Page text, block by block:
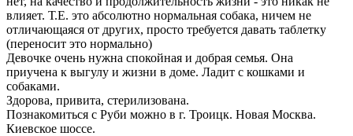
влияет. Т.Е. это абсолютно нормальная собака, ничем не
отличающаяся от других, просто требуется давать таблетку
(переносит это нормально)
Девочке очень нужна спокойная и добрая семья. Она
приучена к выгулу и жизни в доме. Ладит с кошками и
собаками.
Здорова, привита, стерилизована.
Познакомиться с Руби можно в г. Троицк. Новая Москва.
Киевское шоссе.